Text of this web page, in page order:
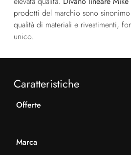
prodotti del marchio sono
qualità di materiali e rivestimenti,
unico.
Caratteristiche
Offerte
Marca